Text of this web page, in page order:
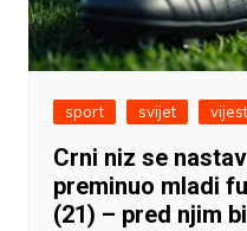
sport svijet
Crni niz se
preminuo mladi
(21) – pred njim